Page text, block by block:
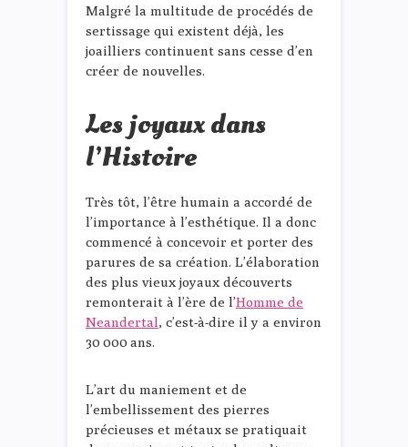
Malgré la multitude de procédés de
sertissage qui existent déjà, les
joailliers continuent sans cesse d’en
créer de nouvelles.
Les joyaux dans
l’Histoire
Très tôt, l’être humain a accordé de
l’importance à l’esthétique. Il a donc
commencé à concevoir et porter des
parures de sa création. L’élaboration
des plus vieux joyaux découverts
remonterait à l’ère de l’Homme de
Neandertal, c’est-à-dire il y a environ
30 000 ans.
L’art du maniement et de
l’embellissement des pierres
précieuses et métaux se pratiquait